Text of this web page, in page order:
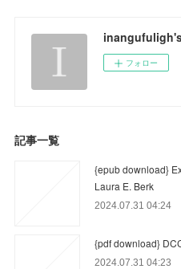
フォロー
記事一覧
{epub download}
Laura E. Berk
2024.07.31 04:24
{pdf download}
2024.07.31 04:23